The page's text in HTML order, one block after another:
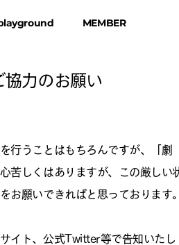
MEMBER
力のお願い
行うことはもちろんですが、「劇
苦しくはありますが、この厳しい
お願いできればと思っております。
イト、公式Twitter等で告知いたし